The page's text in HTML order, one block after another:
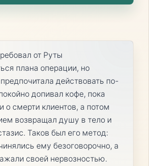
от Руты
плана операции, но
действовать по-
допивал кофе, пока
о смерти клиентов, а потом
возвращал душу в тело и
Таков был его метод:
ему безоговорочно, а
своей нервозностью.